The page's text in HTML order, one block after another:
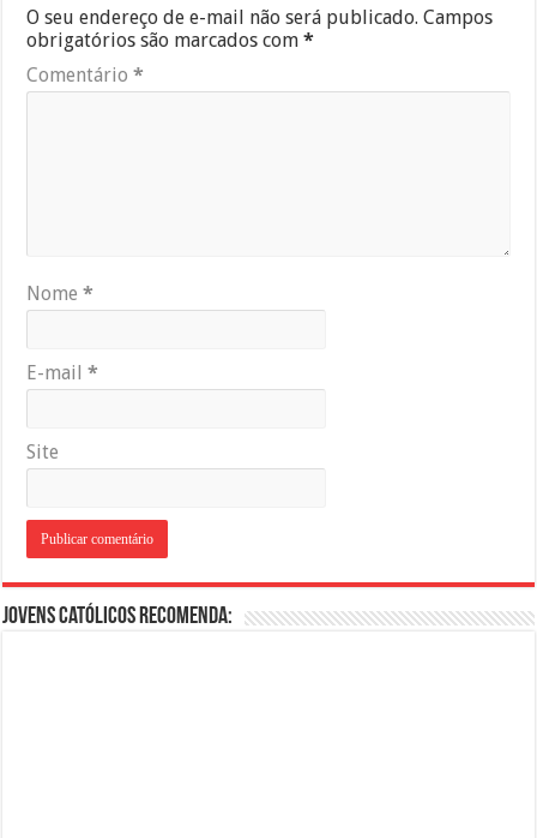
O seu endereço de e-mail não será publicado. Campos
obrigatórios são marcados com*
Comentário*
Nome*
E-mail*
Site
Jovens Católicos Recomenda: